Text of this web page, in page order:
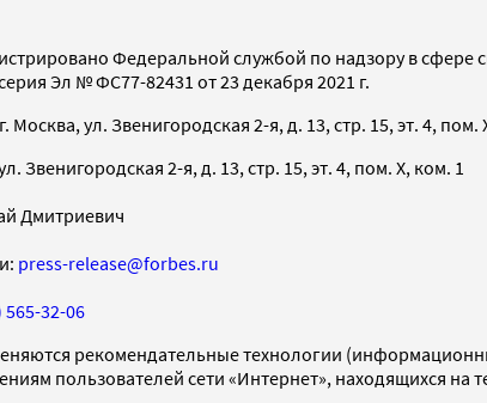
Федеральной службой по надзору в
Эл № ФС77-82431 от 23 декабря 2021 г.
ул. Звенигородская 2-я, д. 13, стр. 15, эт. 4, пом.
Звенигородская 2-я, д. 13, стр. 15, эт. 4, пом. X, ком. 1
Дмитриевич
press-release@forbes.ru
565-32-06
рекомендательные технологии
пользователей сети «Интернет», находящихся на